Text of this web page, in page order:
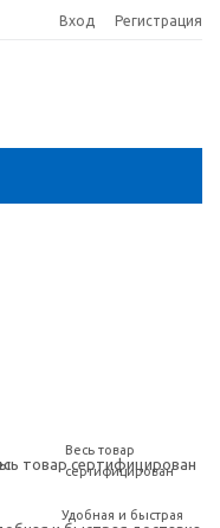
Вход Регистрация
Весь товар
сертифицирован
Удобная и быстрая